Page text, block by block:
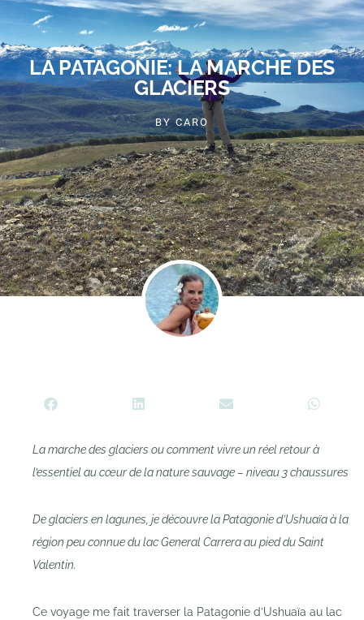
LA PATAGONIE: LA MARCHE DES
GLACIERS
BYCARO
La marche des glaciers ou comment vivre un réel retour à
l’essentiel au cœur de la nature sauvage – niveau 3 chaussures
De glaciers en lagunes, je découvre la Patagonie d’Ushuaïa à la
région peu connue du lac General Carrera au pied du Saint
Valentin.
Ce voyage me fait traverser la Patagonie d’Ushuaïa au lac